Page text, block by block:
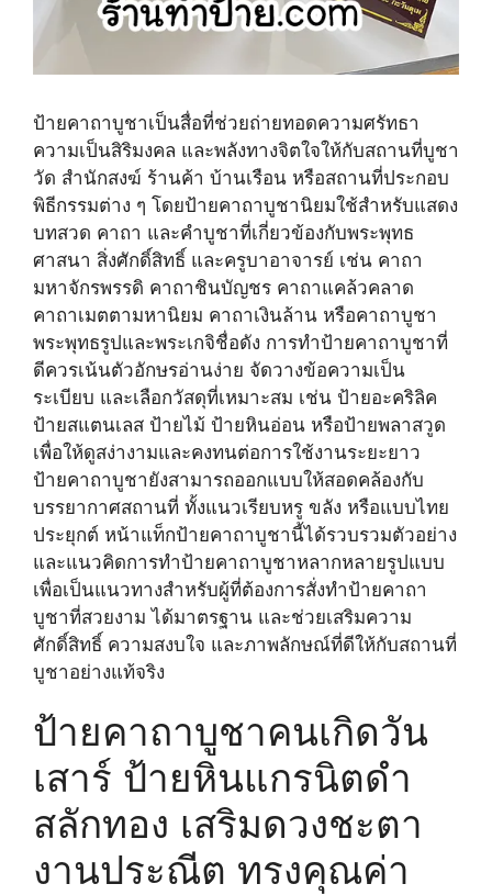
ป้ายคาถาบูชาเป็นสื่อที่ช่วยถ่ายทอดความศรัทธา
ความเป็นสิริมงคล และพลังทางจิตใจให้กับสถานที่บูชา
วัด สำนักสงฆ์ ร้านค้า บ้านเรือน หรือสถานที่ประกอบ
พิธีกรรมต่าง ๆ โดยป้ายคาถาบูชานิยมใช้สำหรับแสดง
บทสวด คาถา และคำบูชาที่เกี่ยวข้องกับพระพุทธ
ศาสนา สิ่งศักดิ์สิทธิ์ และครูบาอาจารย์ เช่น คาถา
มหาจักรพรรดิ คาถาชินบัญชร คาถาแคล้วคลาด
คาถาเมตตามหานิยม คาถาเงินล้าน หรือคาถาบูชา
พระพุทธรูปและพระเกจิชื่อดัง การทำป้ายคาถาบูชาที่
ดีควรเน้นตัวอักษรอ่านง่าย จัดวางข้อความเป็น
ระเบียบ และเลือกวัสดุที่เหมาะสม เช่น ป้ายอะคริลิค
ป้ายสแตนเลส ป้ายไม้ ป้ายหินอ่อน หรือป้ายพลาสวูด
เพื่อให้ดูสง่างามและคงทนต่อการใช้งานระยะยาว
ป้ายคาถาบูชายังสามารถออกแบบให้สอดคล้องกับ
บรรยากาศสถานที่ ทั้งแนวเรียบหรู ขลัง หรือแบบไทย
ประยุกต์ หน้าแท็กป้ายคาถาบูชานี้ได้รวบรวมตัวอย่าง
และแนวคิดการทำป้ายคาถาบูชาหลากหลายรูปแบบ
เพื่อเป็นแนวทางสำหรับผู้ที่ต้องการสั่งทำป้ายคาถา
บูชาที่สวยงาม ได้มาตรฐาน และช่วยเสริมความ
ศักดิ์สิทธิ์ ความสงบใจ และภาพลักษณ์ที่ดีให้กับสถานที่
บูชาอย่างแท้จริง
ป้ายคาถาบูชาคนเกิดวัน
เสาร์ ป้ายหินแกรนิตดำ
สลักทอง เสริมดวงชะตา
งานประณีต ทรงคุณค่า